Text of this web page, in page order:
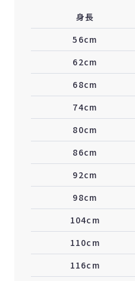
身長
56cm
62cm
68cm
74cm
80cm
86cm
92cm
98cm
104cm
110cm
116cm